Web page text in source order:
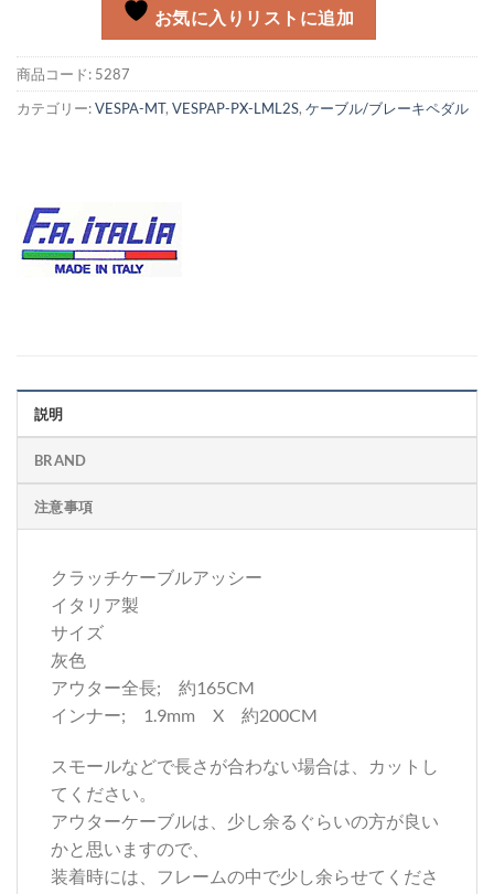
お気に入りリストに追加
商品コード: 5287
カテゴリー:VESPA-MT, VESPAP-PX-LML2S, ケーブル/ブレーキペダル
説明
BRAND
注意事項
クラッチケーブルアッシー
イタリア製
サイズ
灰色
アウター全長; 約165CM
インナー; 1.9mm X 約200CM
スモールなどで長さが合わない場合は、カットし
てください。
アウターケーブルは、少し余るぐらいの方が良い
かと思いますので、
装着時には、フレームの中で少し余らせてくださ